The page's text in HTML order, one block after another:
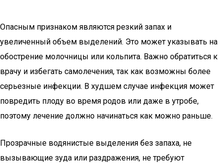
Опасным признаком являются резкий запах и
увеличенный объем выделений. Это может указывать на
обострение молочницы или кольпита. Важно обратиться к
врачу и избегать самолечения, так как возможны более
серьезные инфекции. В худшем случае инфекция может
повредить плоду во время родов или даже в утробе,
поэтому лечение должно начинаться как можно раньше.
Прозрачные водянистые выделения без запаха, не
вызывающие зуда или раздражения, не требуют